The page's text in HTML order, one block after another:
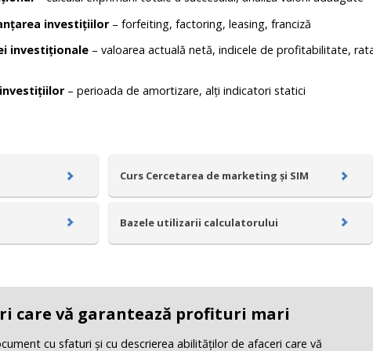
investițiilor– forfeiting, factoring, leasing, franciză
investiționale – valoarea actuală netă, indicele de profitabilitate,
– perioada de amortizare, alți indicatori statici
Curs Cercetarea de marketing și SIM
Bazele utilizarii calculatorului
care vă garantează profituri mari
cu sfaturi şi cu descrierea abilităţilor de afaceri care vă